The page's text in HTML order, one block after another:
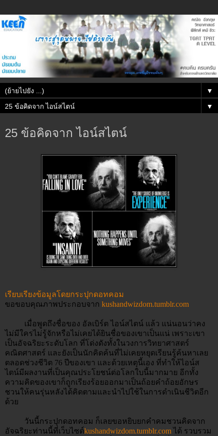
▼
▼
25 ข้อคิดจาก ไอน์สไตน์
เรียบเรียงข้อมูลโดยกระปุกดอทคอม
ขอขอบคุณภาพประกอบจาก kushandwizdom.tumblr.com
เมื่อพูดถึงชื่อของ อัลเบิร์ต ไอน์สไตน์ แล้ว แน่นอนว่าคง
ไม่มีใครไม่รู้จักหรือไม่เคยได้ยินชื่อของเขาเป็นแน่ เพราะเขา
เป็นอัจฉริยะระดับโลก ที่โด่งดังทั้งในวงการวิทยาศาสตร์
คณิตศาสตร์ และยังเป็นนักคิดค้นที่ไม่เคยหยุดเรียนรู้ค้นหาเลย
ตลอดช่วงชีวิต 76 ปีของเขา และด้วยเหตุนี้เอง ที่ทำให้ไอน์ส
ไตน์มีผลงานที่เป็นคุณประโยชน์ต่อโลกใบนี้มากมาย อีกทั้ง
ความคิดของเขาก็ถูกเรียงร้อยออกมาเป็นถ้อยคำถ้อยอักษร
ชวนให้คนรุ่นหลังได้คิดตามและนำไปใช้ในการดำเนินชีวิตอีก
ด้วย
วันนี้กระปุกดอทคอม ก็เลยขอหยิบยกคำคมชวนคิดจาก
อัจฉริยะท่านนี้ที่เว็บไซต์kushandwizdom.tumblr.com ได้ รวบรวม